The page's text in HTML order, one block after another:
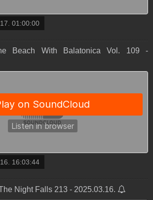
01:00:00
Beach With Balatonica Vol. 109 -
16:03:44
Night Falls 213 - 2025.03.16.